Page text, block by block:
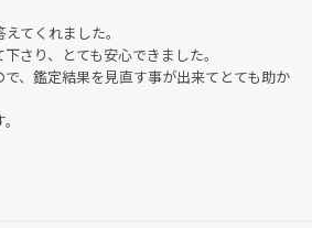
てくれました。
さり、とても安心できました。
、鑑定結果を見直す事が出来てとても助か